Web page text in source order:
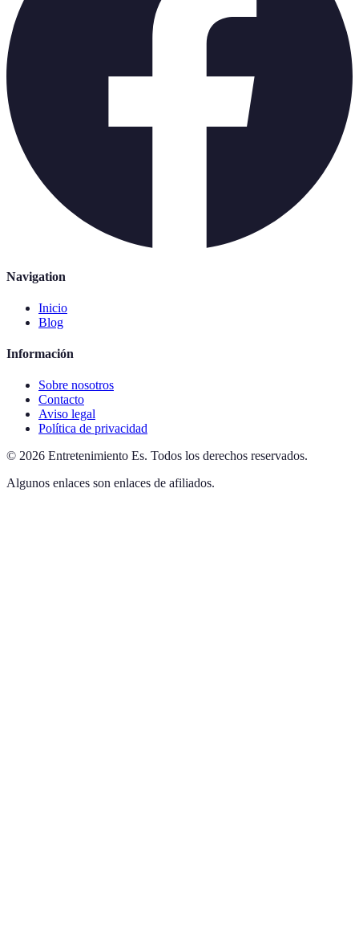
Navigation
Inicio
Blog
Información
Sobre nosotros
Contacto
Aviso legal
Política de privacidad
© 2026 Entretenimiento Es. Todos los derechos reservados.
Algunos enlaces son enlaces de afiliados.